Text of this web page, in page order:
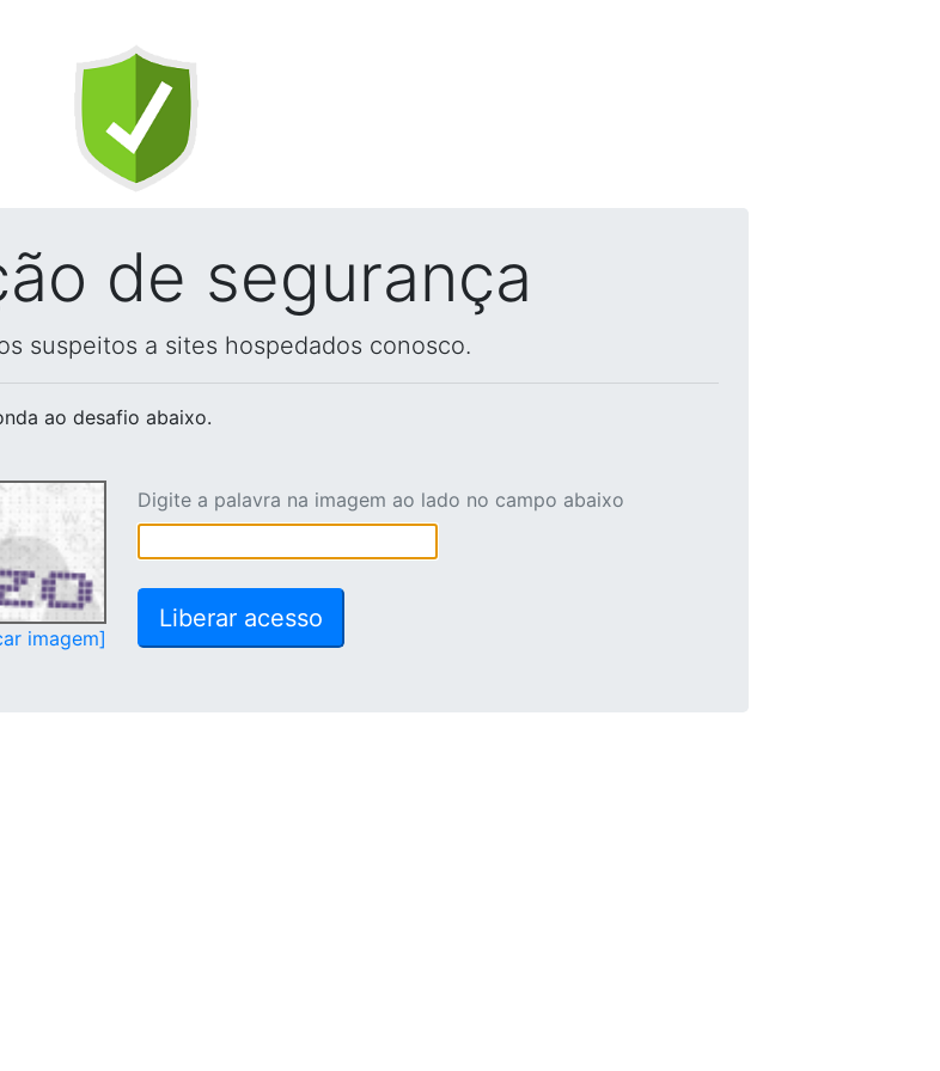
de segurança
suspeitos a sites hospedados conosco.
ao desafio abaixo.
imagem]
Digite a palavra na imagem ao lado no campo abaixo